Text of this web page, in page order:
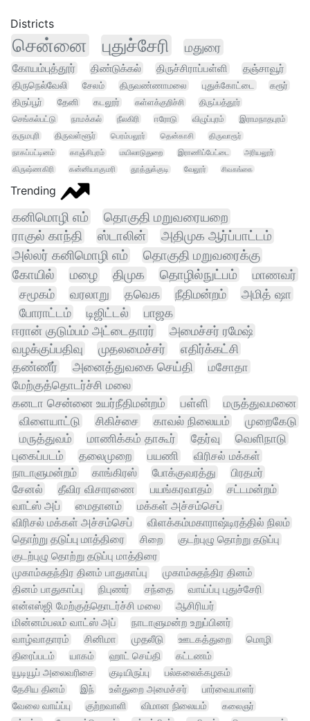
Districts
சென்னை புதுச்சேரி மதுரை
கோயம்புத்தூர் திண்டுக்கல் திருச்சிராப்பள்ளி தஞ்சாவூர்
திருநெல்வேலி சேலம் திருவண்ணாமலை புதுக்கோட்டை கரூர்
திருப்பூர் தேனி கடலூர் கள்ளக்குறிச்சி
திருப்பத்தூர்
செங்கல்பட்டு
நாமக்கல் நீலகிரி ஈரோடு விழுப்புரம்
இராமநாதபுரம்
தருமபுரி
திருவள்ளூர் பெரம்பலூர் தென்காசி திருவாரூர்
நாகப்பட்டினம் காஞ்சிபுரம் மயிலாடுதுறை இராணிப்பேட்டை
அரியலூர்
கிருஷ்ணகிரி
கன்னியாகுமரி தூத்துக்குடி வேலூர் சிவகங்கை
Trending
கனிமொழி எம் தொகுதி மறுவரையறை
ராகுல் காந்தி ஸ்டாலின்
அதிமுக ஆர்ப்பாட்டம்
அல்லர் கனிமொழி எம்
தொகுதி மறுவரைக்கு
கோயில்
மழை திமுக தொழில்நுட்பம்
மாணவர்
சமூகம்
வரலாறு தவெக நீதிமன்றம்
அமித் ஷா
போராட்டம்
டிஜிட்டல்
பாஜக
ஈரான் குடும்பம் அட்டைதாரர்
அமைச்சர் ரமேஷ்
வழக்குப்பதிவு
முதலமைச்சர்
எதிர்க்கட்சி
தண்ணீர்
அனைத்துவகை செய்தி
மசோதா
மேற்குத்தொடர்ச்சி மலை
கனடா சென்னை உயர்நீதிமன்றம்
பள்ளி
மருத்துவமனை
விளையாட்டு
சிகிச்சை காவல் நிலையம்
முறைகேடு
மருத்துவம்
மாணிக்கம் தாகூர் தேர்வு
வெளிநாடு
புகைப்படம்
தலைமுறை பயணி
விரிசல் மக்கள்
நாடாளுமன்றம்
காங்கிரஸ் போக்குவரத்து
பிரதமர்
சேனல்
தீவிர விசாரணை பயங்கரவாதம்
சட்டமன்றம்
வாட்ஸ் அப்
மைதானம்
மக்கள் அச்சம்செப்
விரிசல் மக்கள் அச்சம்செப்
விளக்கம்மகாராஷ்டிரத்தில் நிலம்
தொற்று தடுப்பு மாத்திரை
சிறை
குடற்புழு தொற்று தடுப்பு
குடற்புழு தொற்று தடுப்பு மாத்திரை
முகாம்சுதந்திர தினம் பாதுகாப்பு
முகாம்சுதந்திர தினம்
தினம் பாதுகாப்பு
நிபுணர் சந்தை வாய்ப்பு புதுச்சேரி
என்எஸ்ஜி மேற்குத்தொடர்ச்சி மலை
ஆசிரியர்
மின்னம்பலம் வாட்ஸ் அப்
நாடாளுமன்ற உறுப்பினர்
வாழ்வாதாரம்
சினிமா முதலீடு ஊடகத்துறை
மொழி
திரைப்படம்
யாகம் ஹாட் செய்தி
கட்டணம்
யூடியூப் அலைவரிசை
குடியிருப்பு பல்கலைக்கழகம்
தேசிய தினம் இந் உள்துறை அமைச்சர்
பார்வையாளர்
வேலை வாய்ப்பு
குற்றவாளி விமான நிலையம்
கலைஞர்